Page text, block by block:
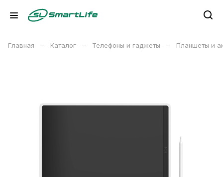
Главная – Каталог – Телефоны и гаджеты – Планшеты и